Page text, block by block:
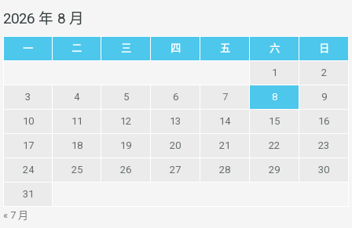
2026 年 8 月
一 二 三 四 五 六 日
1 2
3 4 5 6 7 8 9
10 11 12 13 14 15 16
17 18 19 20 21 22 23
24 25 26 27 28 29 30
31
« 7 月